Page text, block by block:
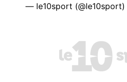
— le10sport (@le10sport)